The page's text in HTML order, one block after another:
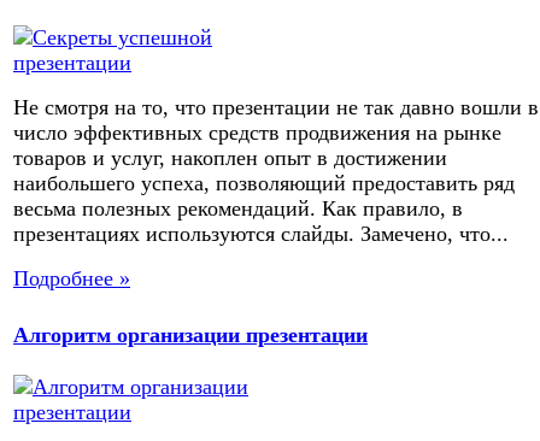
Не смотря на то, что презентации не так давно вошли в
число эффективных средств продвижения на рынке
товаров и услуг, накоплен опыт в достижении
наибольшего успеха, позволяющий предоставить ряд
весьма полезных рекомендаций. Как правило, в
презентациях используются слайды. Замечено, что...
Подробнее »
Алгоритм организации презентации